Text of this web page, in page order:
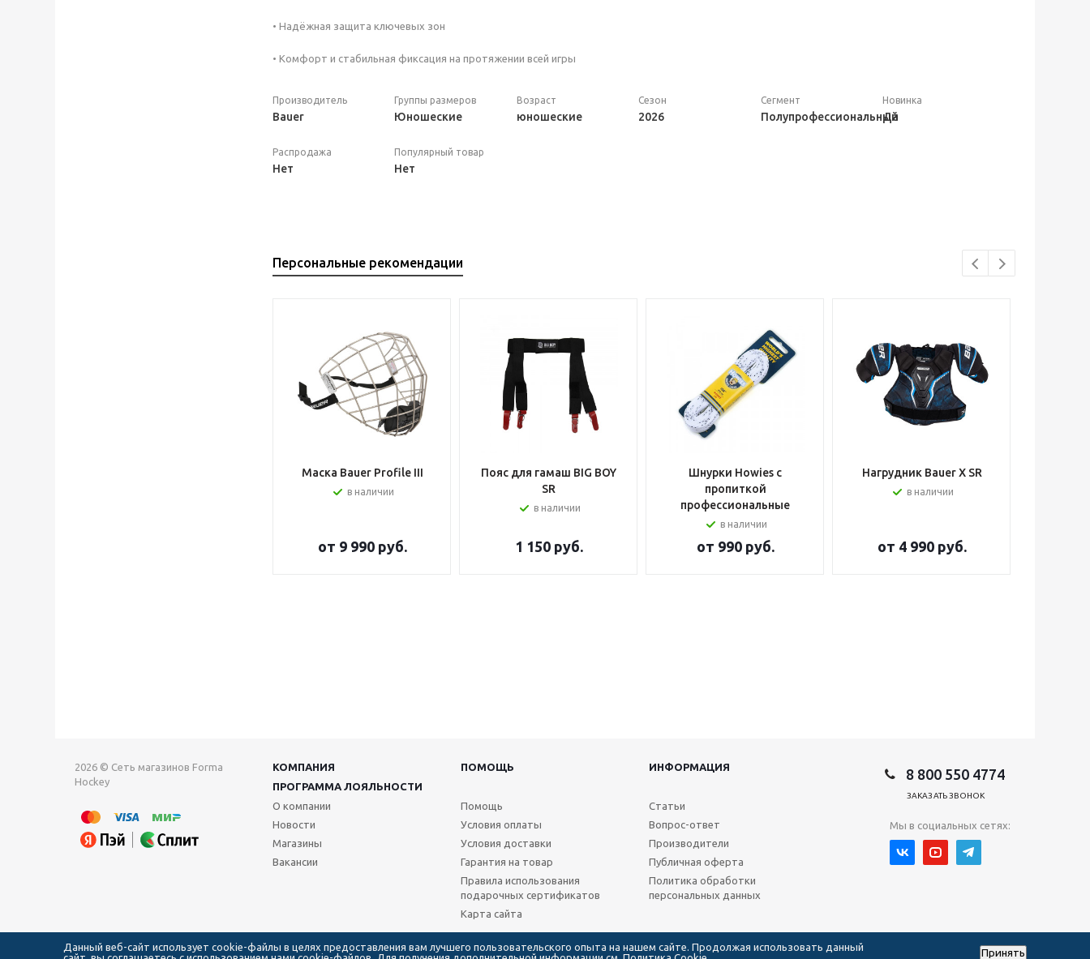
• Надёжная защита ключевых зон
• Комфорт и стабильная фиксация на протяжении всей игры
Производитель
Bauer
Группы размеров
Юношеские
Возраст
юношеские
Сезон
2026
Сегмент
Полупрофессиональный
Новинка
Да
Распродажа
Нет
Популярный товар
Нет
Персональные рекомендации
Маска Bauer Profile III
в наличии
от 9 990 руб.
Пояс для гамаш BIG BOY
SR
в наличии
1 150руб.
Шнурки Howies с
пропиткой
профессиональные
в наличии
от 990 руб.
Нагрудник Bauer X SR
в наличии
от 4 990 руб.
2026 © Сеть магазинов Forma
Hockey
КОМПАНИЯ ПОМОЩЬ
ИНФОРМАЦИЯ
ПРОГРАММА ЛОЯЛЬНОСТИ
О компании
Новости
Магазины
Вакансии
Помощь
Условия оплаты
Условия доставки
Гарантия на товар
Правила использования
подарочных сертификатов
Карта сайта
Статьи
Вопрос-ответ
Производители
Публичная оферта
Политика обработки
персональных данных
8 800 550 4774
ЗАКАЗАТЬ ЗВОНОК
Мы в социальных сетях:
Данный веб-сайт использует cookie-файлы в целях предоставления вам лучшего пользовательского опыта на нашем сайте. Продолжая использовать данный
Принять